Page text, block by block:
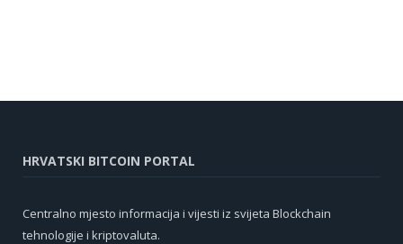
HRVATSKI BITCOIN PORTAL
Centralno mjesto informacija i vijesti iz svijeta Blockchain
tehnologije i kriptovaluta.